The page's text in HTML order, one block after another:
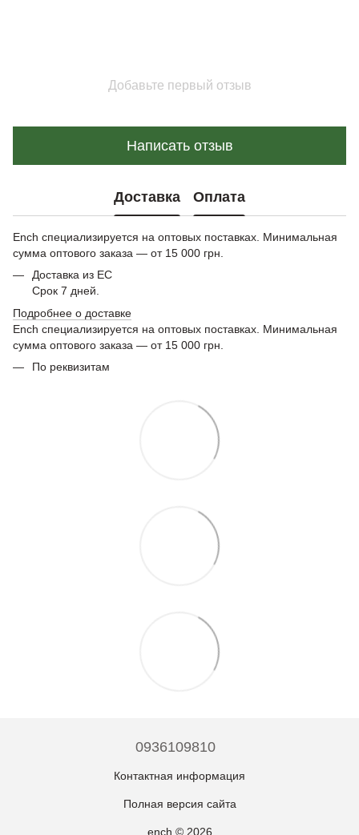
Добавьте первый отзыв
Написать отзыв
Доставка Оплата
Ench специализируется на оптовых поставках. Минимальная
сумма оптового заказа — от 15 000 грн.
Доставка из ЕС
Срок 7 дней.
Подробнее о доставке
Ench специализируется на оптовых поставках. Минимальная
сумма оптового заказа — от 15 000 грн.
По реквизитам
0936109810
Контактная информация
Полная версия сайта
ench © 2026